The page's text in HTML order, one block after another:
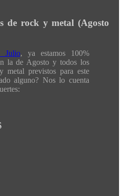
de rock y metal (Agosto
Julio, ya estamos 100%
la de Agosto y todos los
metal previstos para este
alguno? Nos lo cuenta